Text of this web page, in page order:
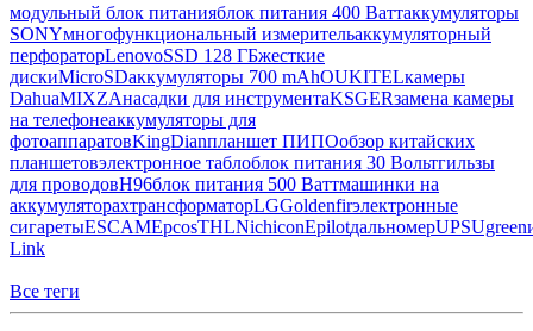
модульный блок питанияблок питания 400 Ваттаккумуляторы
SONYмногофункциональный измерительаккумуляторный
перфораторLenovoSSD 128 ГБжесткие
дискиMicroSDаккумуляторы 700 mAhOUKITELкамеры
DahuaMIXZAнасадки для инструментаKSGERзамена камеры
на телефонеаккумуляторы для
фотоаппаратовKingDianпланшет ПИПОобзор китайских
планшетовэлектронное таблоблок питания 30 Вольтгильзы
для проводовH96блок питания 500 Ваттмашинки на
аккумуляторахтрансформаторLGGoldenfirэлектронные
сигаретыESCAMEpcosTHLNichiconEpilotдальномерUPSUgreen
Link
Все теги